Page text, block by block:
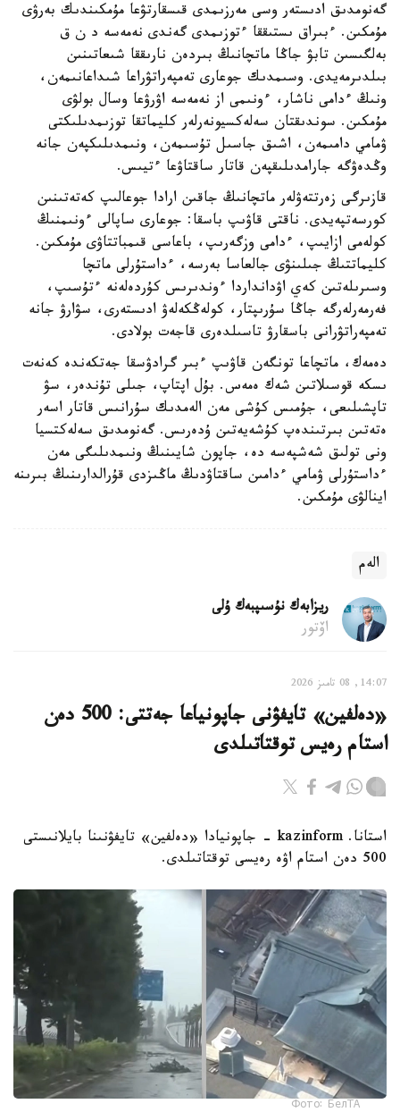
گەنومدىق ادىستەر وسى مەرزىمدى قىسقارتۋعا مۇمكىندىك بەرۋى
مۇمكىن. ءبىراق ىستىققا ءتوزىمدى گەندى نەمەسە د ن ق
بەلگىسىن تابۋ جاڭا ماتچانىڭ بىردەن نارىققا شىعاتىنىن
بىلدىرمەيدى. وسىمدىك جوعارى تەمپەراتۋراعا شىداعانىمەن،
ونىڭ ءدامى ناشار، ءونىمى از نەمەسە اۋرۋعا وسال بولۋى
مۇمكىن. سوندىقتان سەلەكسيونەرلەر كليماتقا توزىمدىلىكتى
ۋمامي دامىمەن، اشىق جاسىل تۇسىمەن، ونىمدىلىكپەن جانە
وڭدەۋگە جارامدىلىقپەن قاتار ساقتاۋعا ءتيىس.
قازىرگى زەرتتەۋلەر ماتچانىڭ جاقىن ارادا جوعالىپ كەتەتىنىن
كورسەتپەيدى. ناقتى قاۋىپ باسقا: جوعارى ساپالى ءونىمنىڭ
كولەمى ازايىپ، ءدامى وزگەرىپ، باعاسى قىمباتتاۋى مۇمكىن.
كليماتتىڭ جىلىنۋى جالعاسا بەرسە، ءداستۇرلى ماتچا
وسىرىلەتىن كەي اۋدانداردا ءوندىرىس كۇردەلەنە ءتۇسىپ،
فەرمەرلەرگە جاڭا سۇرىپتار، كولەڭكەلەۋ ادىستەرى، سۋارۋ جانە
تەمپەراتۋرانى باسقارۋ تاسىلدەرى قاجەت بولادى.
دەمەك، ماتچاعا تونگەن قاۋىپ ءبىر گرادۋسقا جەتكەندە كەنەت
ىسكە قوسىلاتىن شەك ەمەس. بۇل اپتاپ، جىلى تۇندەر، سۋ
تاپشىلىعى، جۇمىس كۇشى مەن الەمدىك سۇرانىس قاتار اسەر
ەتەتىن بىرتىندەپ كۇشەيەتىن ۇدەرىس. گەنومدىق سەلەكتسيا
ونى تولىق شەشپەسە دە، جاپون شايىنىڭ ونىمدىلىگى مەن
ءداستۇرلى ۋمامي ءدامىن ساقتاۋدىڭ ماڭىزدى قۇرالدارىنىڭ بىرىنە
اينالۋى مۇمكىن.
الەم
ريزابەك نۇسىپبەك ۇلى
اۆتور
14:07, 08 تامىز 2026
«دەلفين» تايفۋنى جاپونياعا جەتتى: 500 دەن
استام رەيس توقتاتىلدى
استانا. kazinform - جاپونيادا «دەلفين» تايفۋنىنا بايلانىستى
500 دەن استام اۋە رەيسى توقتاتىلدى.
Фото: БелТА